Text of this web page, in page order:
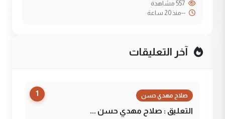
--منذ 20 ساعة
آخر التعليقات
1 صلاح مهدي حسن
التعليق : صلاح مهدي حسن ...